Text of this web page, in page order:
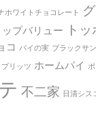
ホワイトチョコレート
ップバリュー ト
コ パイの実 ブラックサ
プリッツ ホームパイ
不二家 日清シス